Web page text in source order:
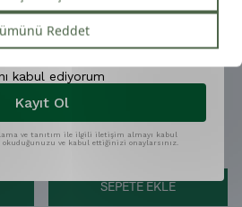
ekledi!
Arbequina - Erken Hasat
Soğuk Sıkım Zeytinyağı
(100ml)
Son 7 günde 827kişi sepetine ekledi!
Son 7 günde
₺ 350.00
SEPETE EKLE
kabul ediyorum
Kayıt Ol
ve tanıtım ile ilgili iletişim almayı kabul
ve kabul ettiğinizi onaylarsınız.